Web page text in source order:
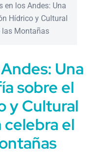
en los Andes: Una
Hídrico y Cultural
las Montañas
Una
sobre el
y Cultural
celebra el